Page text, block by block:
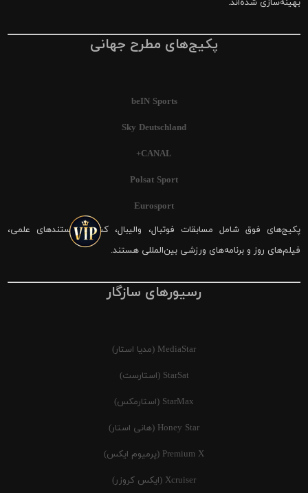
بهینه‌سازی شده‌اند.
پکیج‌های مطرح جهانی
beIN Sports
Sky Deutschland
CANAL+
Polsat Sport
Eurosport
پکیج‌های فوق شامل مسابقات فوتبال، والیبال، کشتی، مستندهای علمی،
فیلم‌های روز و برنامه‌های ورزشی بین‌المللی هستند.
رسیورهای سازگار
MediaStar (مدیا استار)
StarSat (استارست)
StarMax (استارمکس)
Honey Star (هانی استار)
Premium X (پرمیوم ایکس)
Xcruiser (ایکس کروزر)